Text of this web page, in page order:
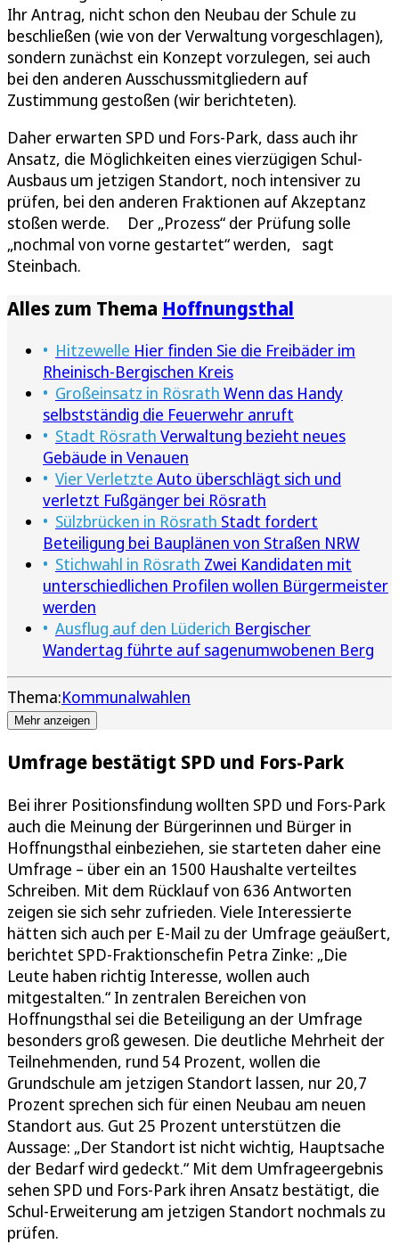
Ihr Antrag, nicht schon den Neubau der Schule zu
beschließen (wie von der Verwaltung vorgeschlagen),
sondern zunächst ein Konzept vorzulegen, sei auch
bei den anderen Ausschussmitgliedern auf
Zustimmung gestoßen (wir berichteten).
Daher erwarten SPD und Fors-Park, dass auch ihr
Ansatz, die Möglichkeiten eines vierzügigen Schul-
Ausbaus um jetzigen Standort, noch intensiver zu
prüfen, bei den anderen Fraktionen auf Akzeptanz
stoßen werde. Der „Prozess“ der Prüfung solle
„nochmal von vorne gestartet“ werden, sagt
Steinbach.
Alles zum Thema Hoffnungsthal
Hitzewelle Hier finden Sie die Freibäder im
Rheinisch-Bergischen Kreis
Großeinsatz in Rösrath Wenn das Handy
selbstständig die Feuerwehr anruft
Stadt Rösrath Verwaltung bezieht neues
Gebäude in Venauen
Vier Verletzte Auto überschlägt sich und
verletzt Fußgänger bei Rösrath
Sülzbrücken in Rösrath Stadt fordert
Beteiligung bei Bauplänen von Straßen NRW
Stichwahl in Rösrath Zwei Kandidaten mit
unterschiedlichen Profilen wollen Bürgermeister
werden
Ausflug auf den Lüderich Bergischer
Wandertag führte auf sagenumwobenen Berg
Thema:Kommunalwahlen
Mehr anzeigen
Umfrage bestätigt SPD und Fors-Park
Bei ihrer Positionsfindung wollten SPD und Fors-Park
auch die Meinung der Bürgerinnen und Bürger in
Hoffnungsthal einbeziehen, sie starteten daher eine
Umfrage – über ein an 1500 Haushalte verteiltes
Schreiben. Mit dem Rücklauf von 636 Antworten
zeigen sie sich sehr zufrieden. Viele Interessierte
hätten sich auch per E-Mail zu der Umfrage geäußert,
berichtet SPD-Fraktionschefin Petra Zinke: „Die
Leute haben richtig Interesse, wollen auch
mitgestalten.“ In zentralen Bereichen von
Hoffnungsthal sei die Beteiligung an der Umfrage
besonders groß gewesen. Die deutliche Mehrheit der
Teilnehmenden, rund 54 Prozent, wollen die
Grundschule am jetzigen Standort lassen, nur 20,7
Prozent sprechen sich für einen Neubau am neuen
Standort aus. Gut 25 Prozent unterstützen die
Aussage: „Der Standort ist nicht wichtig, Hauptsache
der Bedarf wird gedeckt.“ Mit dem Umfrageergebnis
sehen SPD und Fors-Park ihren Ansatz bestätigt, die
Schul-Erweiterung am jetzigen Standort nochmals zu
prüfen.